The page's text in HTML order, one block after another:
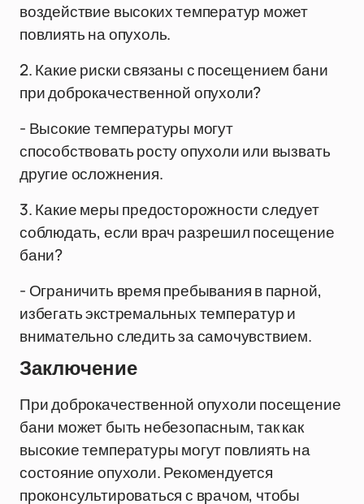
воздействие высоких температур может
повлиять на опухоль.
2. Какие риски связаны с посещением бани
при доброкачественной опухоли?
- Высокие температуры могут
способствовать росту опухоли или вызвать
другие осложнения.
3. Какие меры предосторожности следует
соблюдать, если врач разрешил посещение
бани?
- Ограничить время пребывания в парной,
избегать экстремальных температур и
внимательно следить за самочувствием.
Заключение
При доброкачественной опухоли посещение
бани может быть небезопасным, так как
высокие температуры могут повлиять на
состояние опухоли. Рекомендуется
проконсультироваться с врачом, чтобы